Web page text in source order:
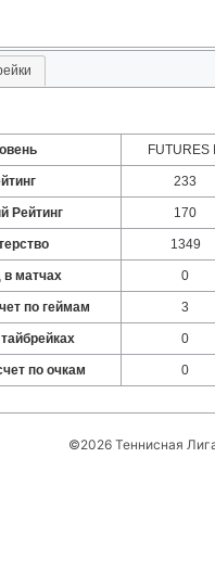
FUTURES
233
Рейтинг 170
1349
матчах 0
по геймам 3
0
по очкам 0
©2026 Теннисная